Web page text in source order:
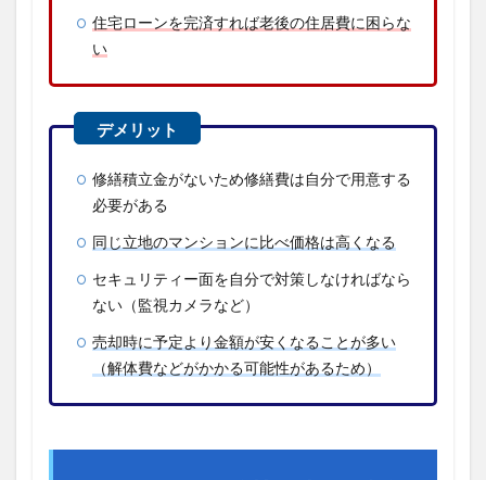
住宅ローンを完済すれば老後の住居費に困らな
い
修繕積立金がないため修繕費は自分で用意する
必要がある
同じ立地のマンションに比べ価格は高くなる
セキュリティー面を自分で対策しなければなら
ない（監視カメラなど）
売却時に予定より金額が安くなることが多い
（解体費などがかかる可能性があるため）